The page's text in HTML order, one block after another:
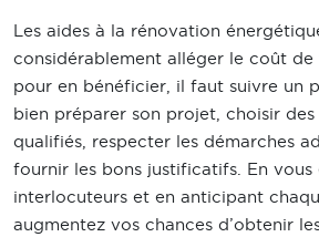
Les aides à la rénovation
considérablement alléger le coût de
pour en bénéficier, il faut suivre un
bien préparer son projet, choisir des
qualifiés, respecter les démarches
fournir les bons justificatifs. En
interlocuteurs et en anticipant
augmentez vos chances d’obtenir